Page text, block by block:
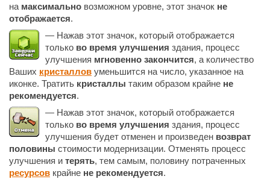
на максимально возможном уровне, этот значок не
отображается.
— Нажав этот значок, который отображается
только во время улучшения здания, процесс
улучшения мгновенно закончится, а количество
Ваших кристаллов уменьшится на число, указанное на
иконке. Тратить кристаллы таким образом крайне не
рекомендуется.
— Нажав этот значок, который отображается
только во время улучшения здания, процесс
улучшения будет отменен и произведен возврат
половины стоимости модернизации. Отменять процесс
улучшения и терять, тем самым, половину потраченных
ресурсов крайне не рекомендуется.